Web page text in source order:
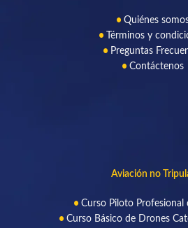
Quiénes
Términos y
Preguntas
Contáctenos
Aviación no
Curso Piloto Profesional
Curso Básico de Drones